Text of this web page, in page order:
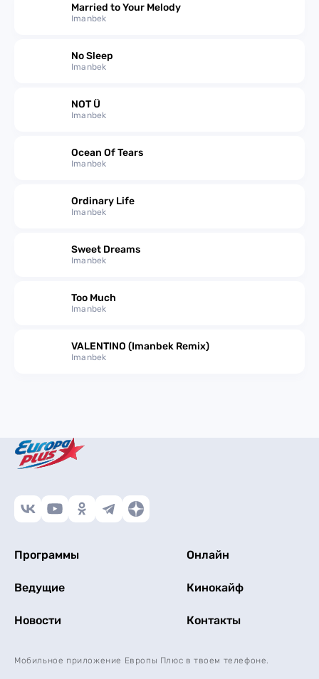
Married to Your Melody
Imanbek
No Sleep
Imanbek
NOT Ü
Imanbek
Ocean Of Tears
Imanbek
Ordinary Life
Imanbek
Sweet Dreams
Imanbek
Too Much
Imanbek
VALENTINO (Imanbek Remix)
Imanbek
Программы Онлайн
Ведущие Кинокайф
Новости Контакты
Мобильное приложение Европы Плюс в твоем телефоне.